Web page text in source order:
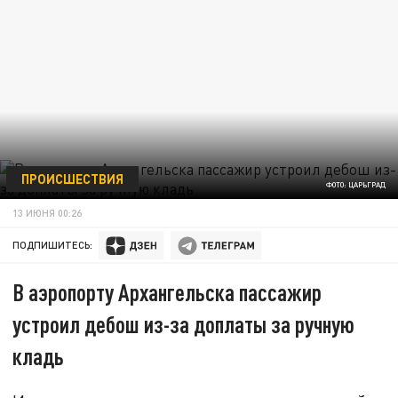
ФОТО: ЦАРЬГРАД
ПРОИСШЕСТВИЯ
13 ИЮНЯ 00:26
ПОДПИШИТЕСЬ:
В аэропорту Архангельска пассажир
устроил дебош из-за доплаты за ручную
кладь